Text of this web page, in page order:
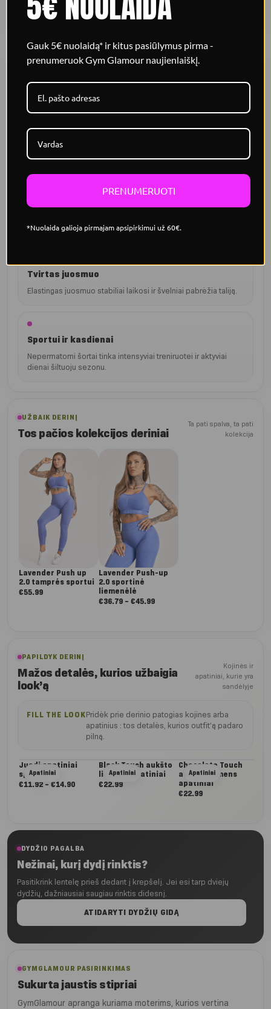
MADE IN POLAND
KODĖL JĄ PAMILSI?
Detalės, kurios jaučiasi iškart
išryškinti jų formą.
Elastingas komfortas
neapspaudžia šlaunų.
Tvirtas juosmuo
Elastingas juosmuo stabiliai laikosi ir švelniai pabrėžia taliją.
Sportui ir kasdienai
Nepermatomi šortai tinka intensyviai treniruotei ir aktyviai
dienai šiltuoju sezonu.
UŽBAIK DERINĮ
Tos pačios kolekcijos deriniai
Ta pati spalva, ta pati
kolekcija
Lavender Push up
2.0 tamprės sportui
€55.99
Lavender Push-up
2.0 sportinė
liemenėlė
€36.79 – €45.99Nuo:
PAPILDYK DERINĮ
Mažos detalės, kurios užbaigia
look’ą
Kojinės ir
apatiniai, kurie yra
sandėlyje
FILL THE LOOKPridėk prie derinio patogias kojines arba
apatinius : tos detalės, kurios outfit’ą padaro
pilną.
Apatiniai
Juodi apatiniai
sportui
€11.92 – €14.90Nuo:
Apatiniai
Black Touch aukšto
liemens apatiniai
€22.99
Apatiniai
Chocolate Touch
aukšto liemens
apatiniai
€22.99
DYDŽIO PAGALBA
Nežinai, kurį dydį rinktis?
Pasitikrink lentelę prieš dedant į krepšelį. Jei esi tarp dviejų
dydžių, dažniausiai saugiau rinktis didesnį.
ATIDARYTI DYDŽIŲ GIDĄ
GYMGLAMOUR PASIRINKIMAS
Sukurta jaustis stipriai
GymGlamour apranga kuriama moterims, kurios vertina
Gauk 5€ nuolaidą* ir kitus pasiūlymus pirma -
prenumeruok Gym Glamour naujienlaiškį.
PRENUMERUOTI
*Nuolaida galioja pirmajam apsipirkimui už 60€.